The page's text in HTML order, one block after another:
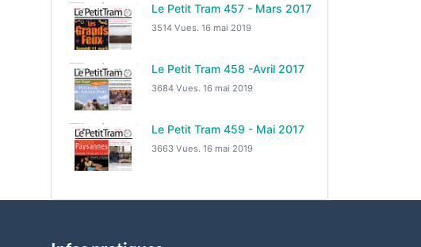
Le Petit Tram 457 - Mars 2017
3514 Vues. 16 mai 2019
Le Petit Tram 458 -Avril 2017
3684 Vues. 16 mai 2019
Le Petit Tram 459 - Mai 2017
3663 Vues. 16 mai 2019